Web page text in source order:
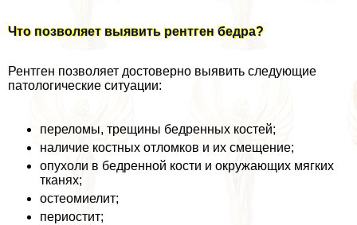
Что позволяет выявить рентген бедра?
Рентген позволяет достоверно выявить следующие
патологические ситуации:
переломы, трещины бедренных костей;
наличие костных отломков и их смещение;
опухоли в бедренной кости и окружающих мягких
тканях;
остеомиелит;
периостит;